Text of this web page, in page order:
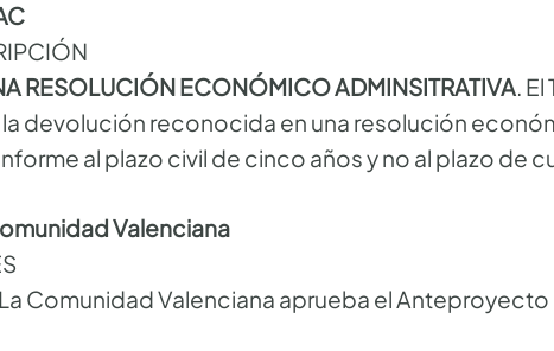
RESOLUCIÓN ECONÓMICO ADMINSITRATIVA. El
la devolución reconocida en una resolución
al plazo civil de cinco años y no al plazo de
Valenciana
Comunidad Valenciana aprueba el